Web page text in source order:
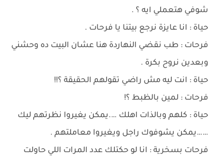
شوفي هتعملي ايه ؟ .
حياة : انا عايزة نرجع بيتنا يا فرحات .
فرحات : طب نقضي النهاردة هنا عشان البيت ده وحشني
وبعدين نروح بكرة .
حياة : انت ليه مش راضي تقولهم الحقيقة ؟!!
فرحات : لمين بالظبط ؟!
حياة : كلهم وبالذات اهلك ….يمكن يغيروا نظرتهم ليك
……يمكن يشوفوك راجل ويغيروا معاملتهم .
فرحات بسخرية : انا لو حكتلك عدد المرات اللي حاولت